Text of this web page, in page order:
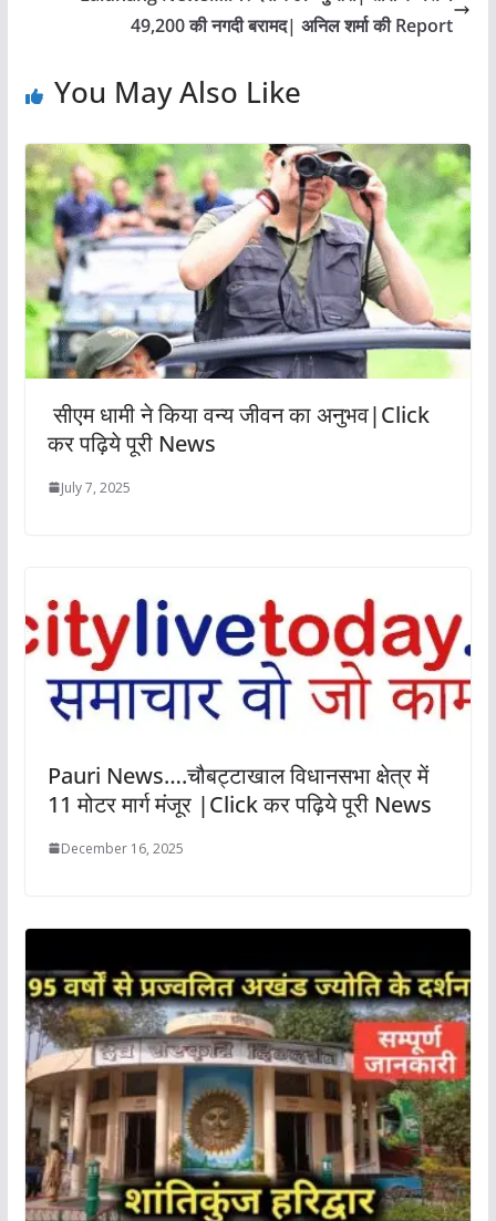
49,200 की नगदी बरामद| अनिल शर्मा की Report
You May Also Like
सीएम धामी ने किया वन्य जीवन का अनुभव|Click
कर पढ़िये पूरी News
July 7, 2025
Pauri News….चौबट्टाखाल विधानसभा क्षेत्र में
11 मोटर मार्ग मंजूर |Click कर पढ़िये पूरी News
December 16, 2025